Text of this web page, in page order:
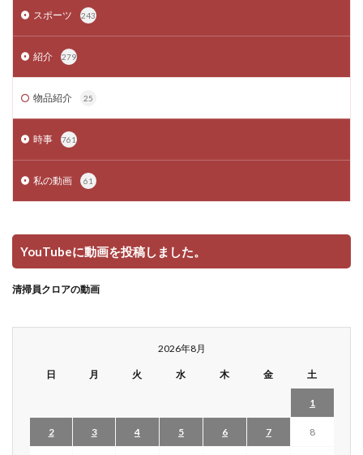
スポーツ 243
紹介 279
物品紹介 25
時事 761
私の動画 61
YouTubeに動画を投稿しました。
清掃員クロアの動画
2026年8月
日 月 火 水 木 金 土
1
2 3 4 5 6 7 8